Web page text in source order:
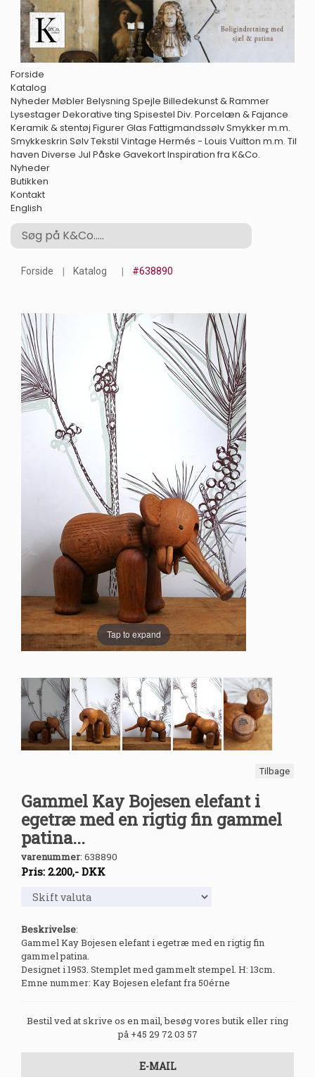
Forside
Katalog
NyhederMøblerBelysning Spejle Billedekunst & Rammer
LysestagerDekorative ting Spisestel Div. Porcelæn & Fajance
Keramik & stentøj FigurerGlas FattigmandssølvSmykker m.m.
Smykkeskrin SølvTekstil Vintage Hermés - Louis Vuitton m.m. Til
haven Diverse Jul Påske GavekortInspiration fra K&Co.
Nyheder
Butikken
Kontakt
English
Forside Katalog #638890
Tap to expand
Tilbage
Gammel Kay Bojesen elefant i
egetræ med en rigtig fin gammel
patina...
varenummer: 638890
Pris: 2.200,- DKK
Beskrivelse:
Gammel Kay Bojesen elefant i egetræ med en rigtig fin
gammel patina.
Designet i 1953. Stemplet med gammelt stempel. H: 13cm.
Emne nummer: Kay Bojesen elefant fra 50érne
Bestil ved at skrive os en mail, besøg vores butik eller ring
på +45 29 72 03 57
E-MAIL